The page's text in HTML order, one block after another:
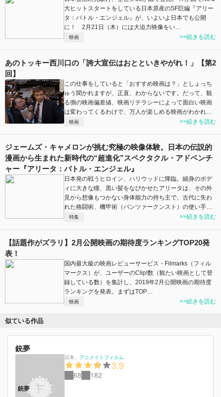
大ヒットスタートをしている日本原産のSF巨編『アリー
タ：バトル・エンジェル』が、いよいよ日本でも公開
に！ 2月21日（木）には大迫力映像をい…
映画 >>続きを読む
あのトッキー西川口の「誇大宣伝はおとといきやがれ！」【第2
回】
この仕事をしていると「おすすめ映画は？」としょっち
ゅう聞かれますが、正直、わからないです。だって、観
る側の映画偏差値、映画リテラシーによって面白い映画
は変わってくるわけで、万人が楽しめる映画がわかれ…
映画 >>続きを読む
ジェームズ・キャメロンが挑む究極の映像体験。日本の伝説的
漫画から生まれた新時代の“超進化”スペクタクル・アドベンチ
ャー『アリータ：バトル・エンジェル』
日本発の戦うヒロイン、ハリウッドに降臨。細身のボデ
ィに大きな瞳、黒い髪をなびかせたアリータは、その外
見から想像もつかない身体能力の持ち主で、古代に失わ
れた格闘術、機甲術（パンツァークンスト）の使い手…
特集 >>続きを読む
【話題作がズラリ】2月公開映画の期待度ランキングTOP20発
表！
国内最大級の映画レビューサービス・Filmarks（フィル
マークス）が、ユーザーのClip!数（観たい映画として登
録している数）を集計し、2019年2月公開映画の期待度
ランキングを発表。まずはTOP…
映画 >>続きを読む
似ている作品
銃夢
銃夢
日本、 アニメイトフィルム
3.9
68 182